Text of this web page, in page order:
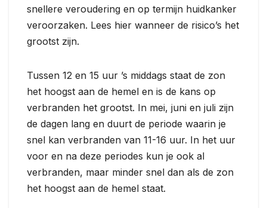
snellere veroudering en op termijn huidkanker
veroorzaken. Lees hier wanneer de risico’s het
grootst zijn.
Tussen 12 en 15 uur ’s middags staat de zon
het hoogst aan de hemel en is de kans op
verbranden het grootst. In mei, juni en juli zijn
de dagen lang en duurt de periode waarin je
snel kan verbranden van 11-16 uur. In het uur
voor en na deze periodes kun je ook al
verbranden, maar minder snel dan als de zon
het hoogst aan de hemel staat.